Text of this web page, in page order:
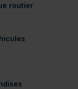
routier